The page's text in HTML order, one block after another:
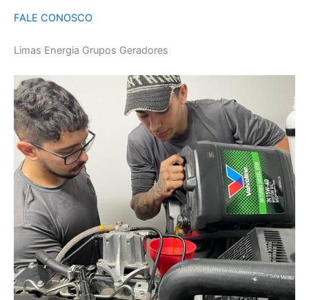
FALE CONOSCO
Limas Energia Grupos Geradores